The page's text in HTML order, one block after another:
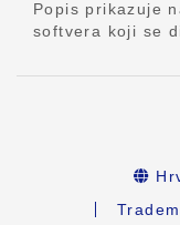
Popis prikazuje
softvera koji se